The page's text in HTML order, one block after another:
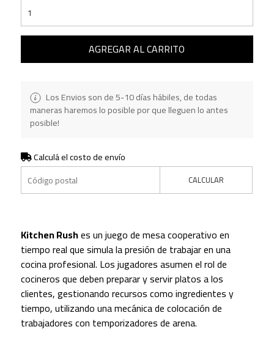
AGREGAR AL CARRITO
Los Envios son de 5-10 días hábiles, de todas
maneras haremos lo posible por que lleguen lo antes
posible!
Calculá el costo de envío
CALCULAR
Kitchen Rushes un juego de mesa cooperativo en
tiempo real que simula la presión de trabajar en una
cocina profesional. Los jugadores asumen el rol de
cocineros que deben preparar y servir platos a los
clientes, gestionando recursos como ingredientes y
tiempo, utilizando una mecánica de colocación de
trabajadores con temporizadores de arena.